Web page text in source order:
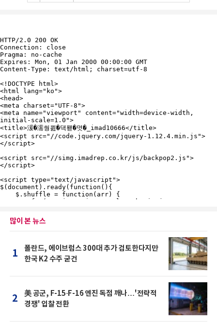
많이 본 뉴스
1
폴란드, 에이브럼스 300대 추가 검토한다지만
한국 K2 수주 굳건
2
美 공군, F-15·F-16 엔진 독점 깨나…'전략적
경쟁' 입찰 전환